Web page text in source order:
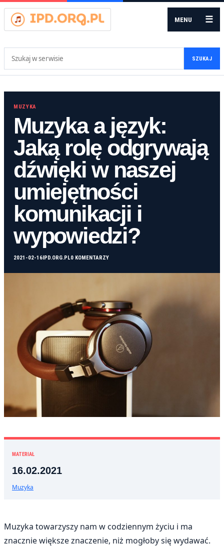
MENU ☰
SZUKAJ
MUZYKA
Muzyka a język:
Jaką rolę odgrywają
dźwięki w naszej
umiejętności
komunikacji i
wypowiedzi?
2021-02-16 IPD.ORG.PL0 KOMENTARZY
MATERIAŁ
16.02.2021
Muzyka
Muzyka towarzyszy nam w codziennym życiu i ma
znacznie większe znaczenie, niż mogłoby się wydawać.